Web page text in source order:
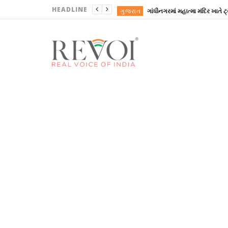
HEADLINE ગુજરાત
ગુજરાત
ગુજરાત